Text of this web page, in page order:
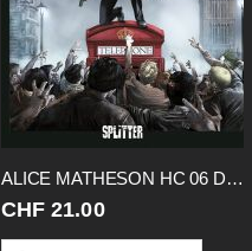
ALICE MATHESON HC 06 DER URSPRUNG DES
CHF 21.00